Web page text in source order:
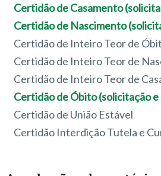
Certidão de Casamento
Certidão de Nascimento
Certidão de Inteiro Teor de
Certidão de Inteiro Teor de
Certidão de Inteiro Teor de
Certidão de Óbito (solicitação e
Certidão de União Estável
Certidão Interdição Tutela e